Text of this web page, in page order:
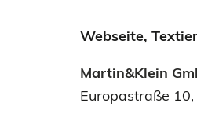
Webseite,
Martin&Klein
Europastraße